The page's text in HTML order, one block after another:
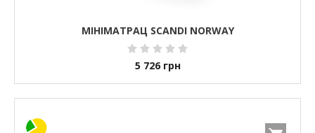
МІНІМАТРАЦ SCANDI NORWAY
5 726 грн